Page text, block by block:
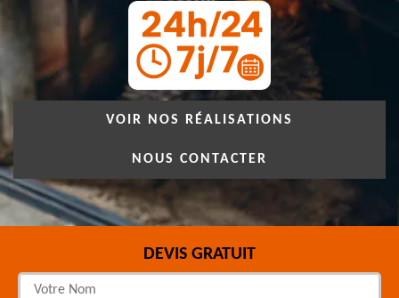
VOIR NOS RÉALISATIONS
NOUS CONTACTER
DEVIS GRATUIT